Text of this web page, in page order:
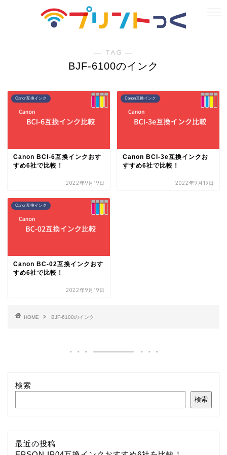
― TAG ―
BJF-6100のインク
Canon互換インク
Canon BCI-6互換インクおす
すめ6社で比較！
2022年9月19日
Canon互換インク
Canon BCI-3e互換インクお
すすめ6社で比較！
2022年9月19日
Canon互換インク
Canon BC-02互換インクおす
すめ6社で比較！
2022年9月19日
HOME BJF-6100のインク
検索
検索
最近の投稿